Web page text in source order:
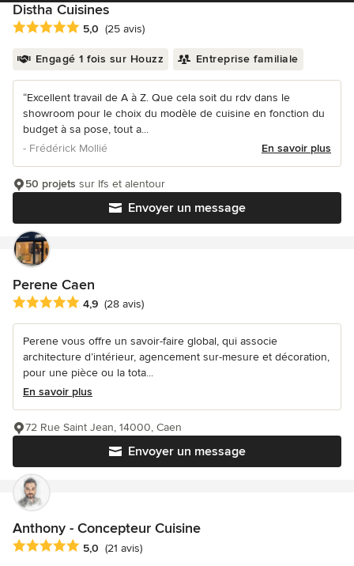
Distha Cuisines
Note moyenne : 5 étoiles sur 5
5,0 (25 avis)
Engagé 1 fois sur Houzz Entreprise familiale
“Excellent travail de A à Z. Que cela soit du rdv dans le
showroom pour le choix du modèle de cuisine en fonction du
budget à sa pose, tout a...
- Frédérick Mollié
En savoir plus
Envoyer un message
50 projets sur Ifs et alentour
Perene Caen
Note moyenne : 4.9 étoiles sur 5
4,9 (28 avis)
Perene vous offre un savoir-faire global, qui associe
architecture d’intérieur, agencement sur-mesure et décoration,
pour une pièce ou la tota...
En savoir plus
Envoyer un message
72 Rue Saint Jean, 14000, Caen
Anthony - Concepteur Cuisine
Note moyenne : 5 étoiles sur 5
5,0 (21 avis)